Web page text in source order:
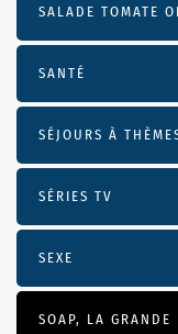
SALADE TOMATE
SANTÉ
SÉJOURS À
SÉRIES TV
SEXE
SOAP, LA GRANDE